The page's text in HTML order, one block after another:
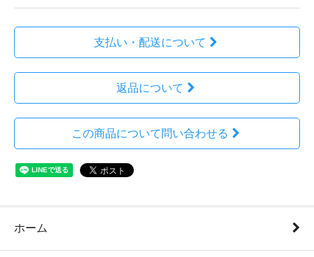
支払い・配送について
返品について
この商品について問い合わせる
ホーム